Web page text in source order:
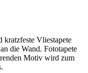
kratzfeste Vliestapete
die Wand. Fototapete
Motiv wird zum